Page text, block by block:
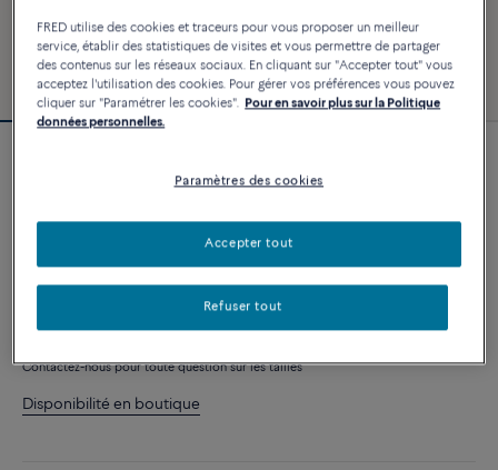
Bracelet Force 10
PERSONNALISER
AJOUTER AU PANIER
Contactez-nous pour toute question sur les tailles
Disponibilité en boutique
FRED utilise des cookies et traceurs pour vous proposer un meilleur
service, établir des statistiques de visites et vous permettre de partager
des contenus sur les réseaux sociaux. En cliquant sur "Accepter tout" vous
acceptez l'utilisation des cookies. Pour gérer vos préférences vous pouvez
cliquer sur "Paramétrer les cookies". Pour en savoir plus sur la Politique
données personnelles.
Paramètres des cookies
Refuser tout
Accepter tout